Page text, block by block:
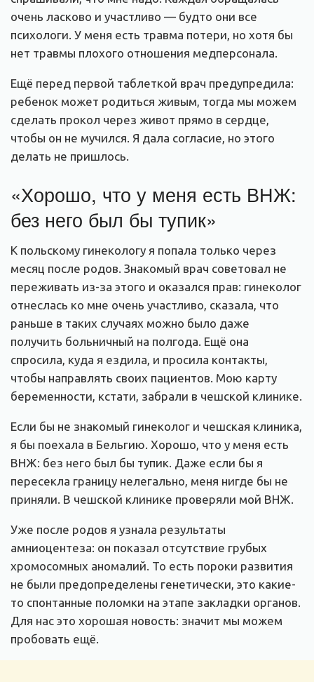
очень ласково и участливо — будто они все
психологи. У меня есть травма потери, но хотя бы
нет травмы плохого отношения медперсонала.
Ещё перед первой таблеткой врач предупредила:
ребенок может родиться живым, тогда мы можем
сделать прокол через живот прямо в сердце,
чтобы он не мучился. Я дала согласие, но этого
делать не пришлось.
«Хорошо, что у меня есть ВНЖ:
без него был бы тупик»
К польскому гинекологу я попала только через
месяц после родов. Знакомый врач советовал не
переживать из-за этого и оказался прав: гинеколог
отнеслась ко мне очень участливо, сказала, что
раньше в таких случаях можно было даже
получить больничный на полгода. Ещё она
спросила, куда я ездила, и просила контакты,
чтобы направлять своих пациентов. Мою карту
беременности, кстати, забрали в чешской клинике.
Если бы не знакомый гинеколог и чешская клиника,
я бы поехала в Бельгию. Хорошо, что у меня есть
ВНЖ: без него был бы тупик. Даже если бы я
пересекла границу нелегально, меня нигде бы не
приняли. В чешской клинике проверяли мой ВНЖ.
Уже после родов я узнала результаты
амниоцентеза: он показал отсутствие грубых
хромосомных аномалий. То есть пороки развития
не были предопределены генетически, это какие-
то спонтанные поломки на этапе закладки органов.
Для нас это хорошая новость: значит мы можем
пробовать ещё.